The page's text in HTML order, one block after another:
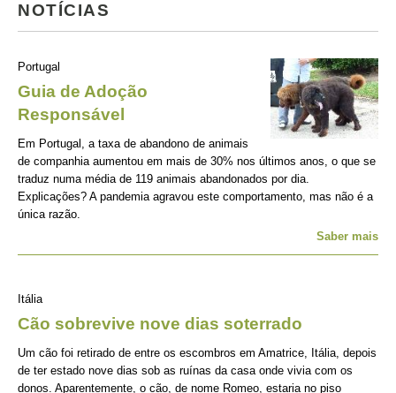
NOTÍCIAS
Portugal
Guia de Adoção
Responsável
Em Portugal, a taxa de abandono de animais
de companhia aumentou em mais de 30% nos últimos anos, o que se
traduz numa média de 119 animais abandonados por dia.
Explicações? A pandemia agravou este comportamento, mas não é a
única razão.
Saber mais
Itália
Cão sobrevive nove dias soterrado
Um cão foi retirado de entre os escombros em Amatrice, Itália, depois
de ter estado nove dias sob as ruínas da casa onde vivia com os
donos. Aparentemente, o cão, de nome Romeo, estaria no piso